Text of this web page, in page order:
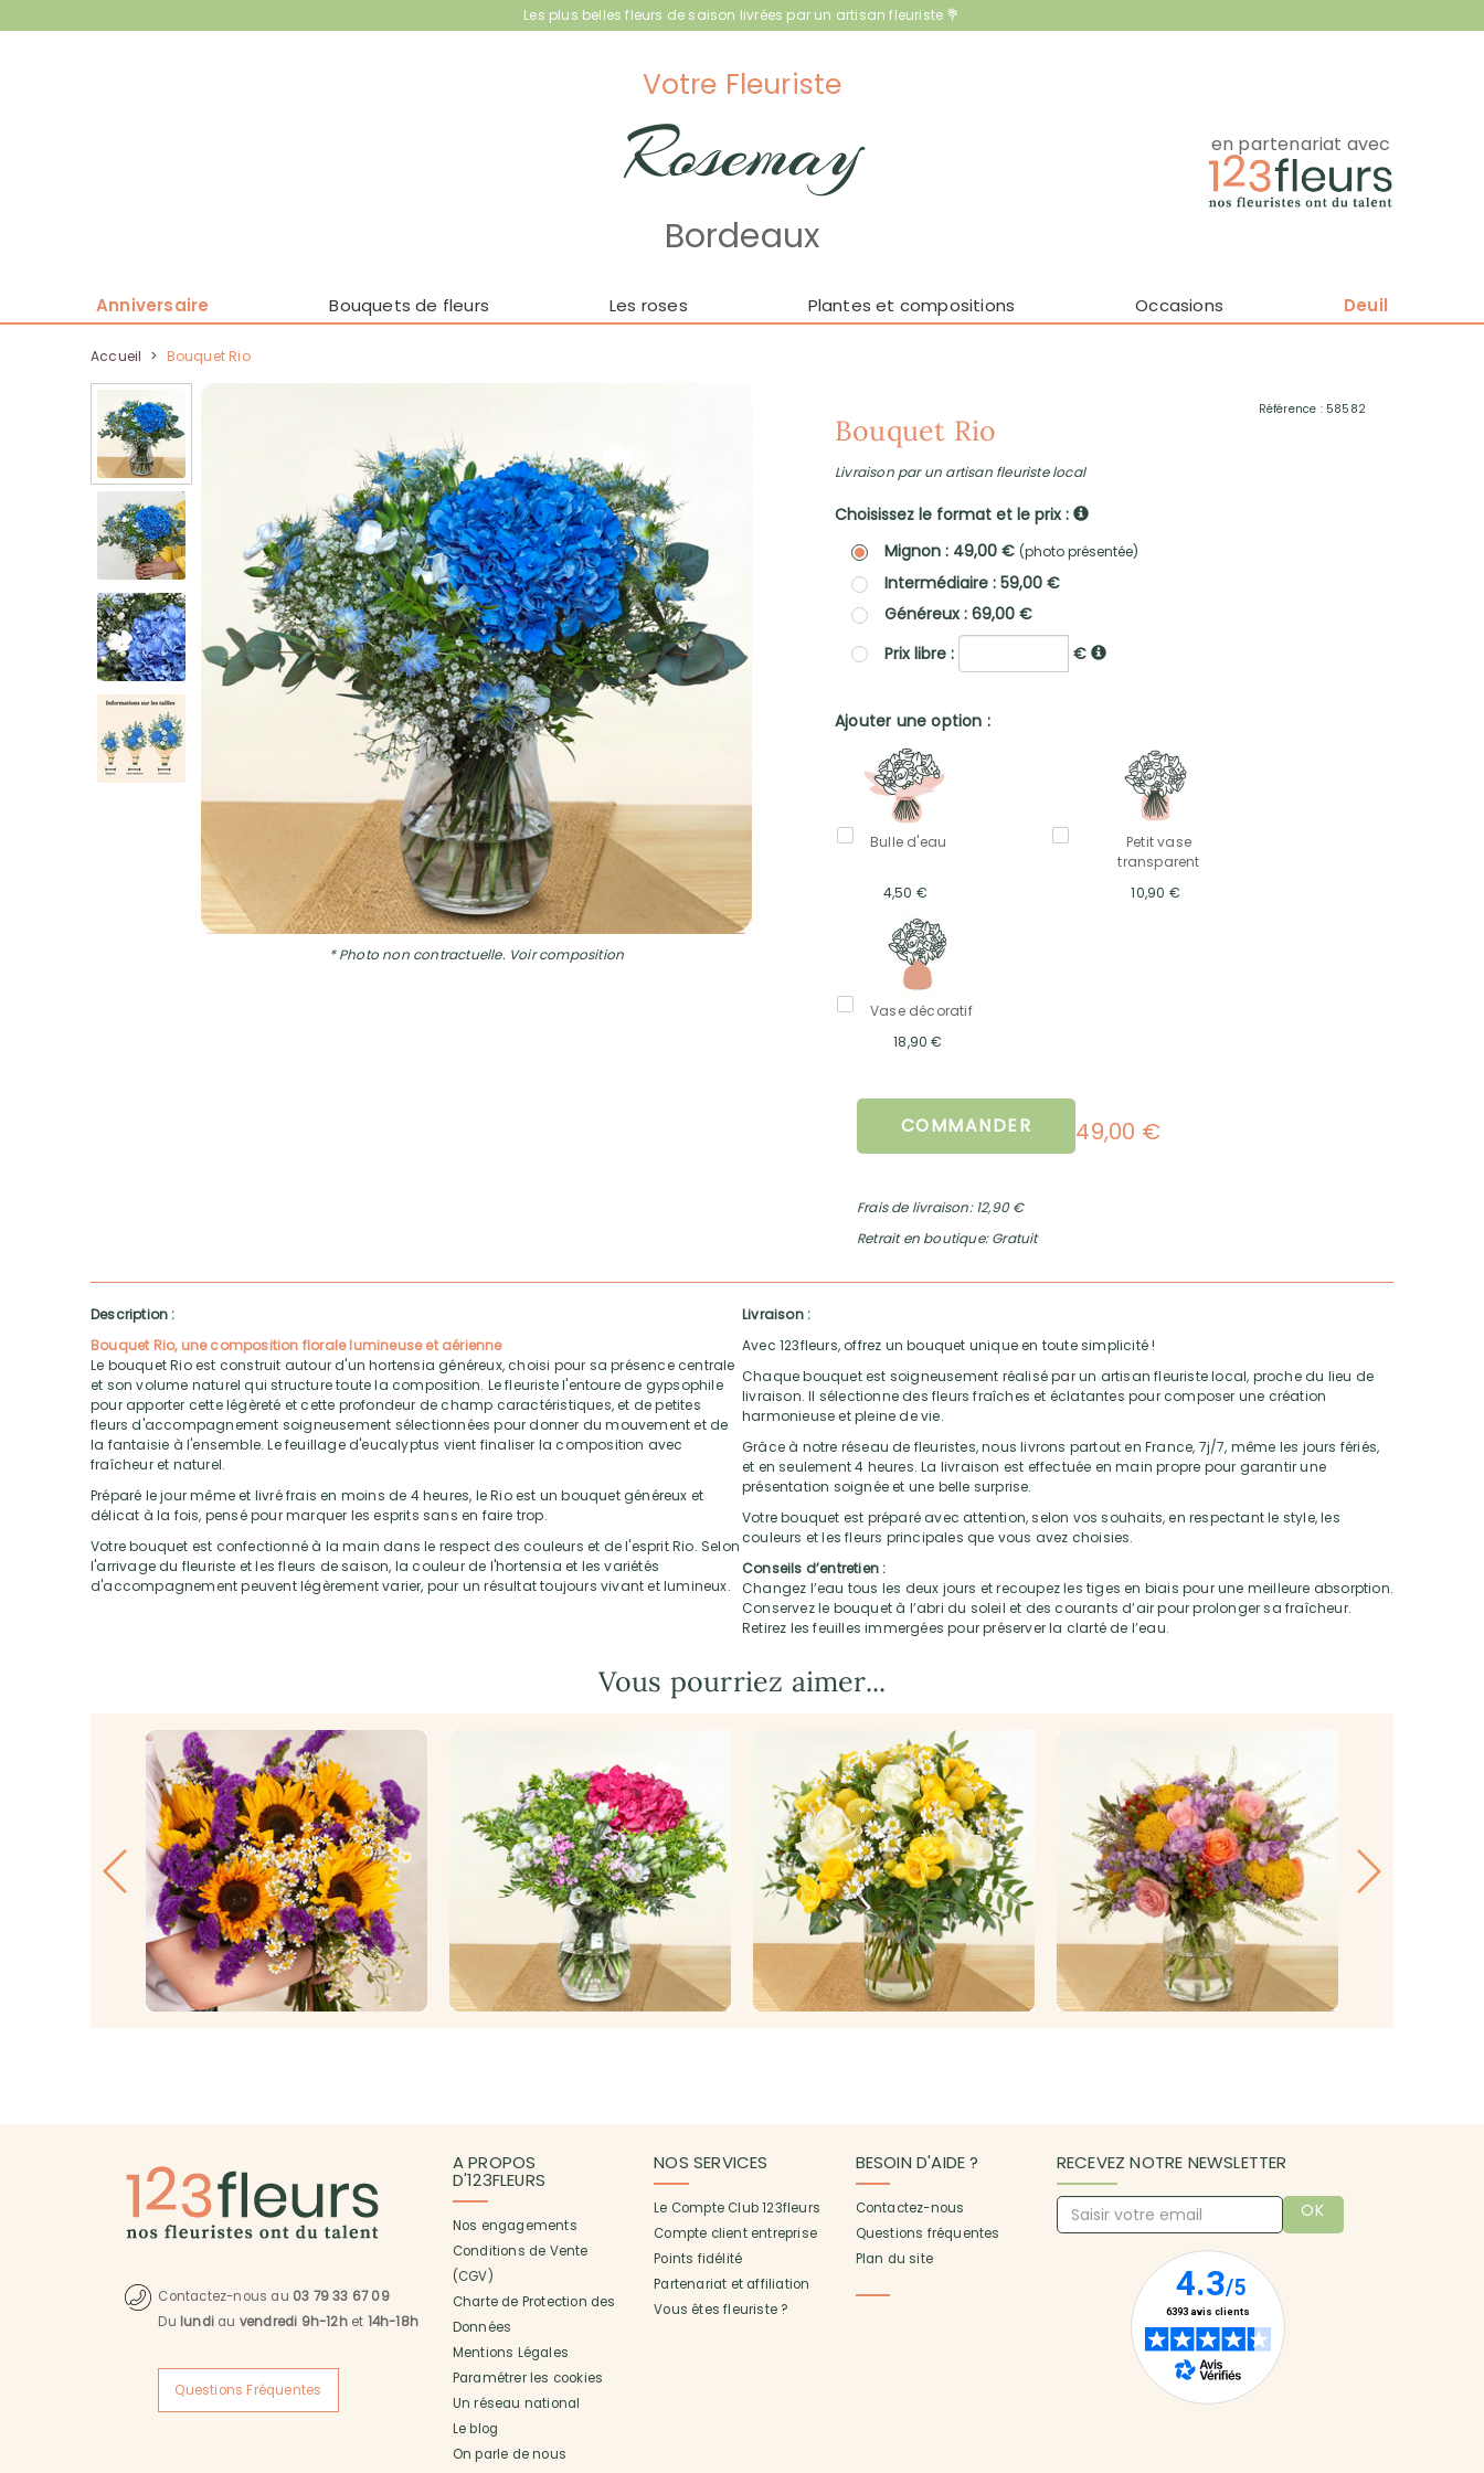
Les plus belles fleurs de saison livrées par un artisan fleuriste 💐
Votre Fleuriste
Rosemay
Bordeaux
en partenariat avec
Anniversaire Bouquets de fleurs Les roses Plantes et compositions Occasions Deuil
Accueil > Bouquet Rio
* Photo non contractuelle. Voir composition
Référence : 58582
Bouquet Rio
Livraison par un artisan fleuriste local
Choisissez le format et le prix :
Mignon : 49,00 € (photo présentée)
Intermédiaire : 59,00 €
Généreux : 69,00 €
Prix libre :
€
Ajouter une option :
Bulle d'eau
4,50 €
Petit vase
transparent
10,90 €
Vase décoratif
18,90 €
COMMANDER 49,00 €
Frais de livraison: 12,90 €
Retrait en boutique: Gratuit
Description :
Bouquet Rio, une composition florale lumineuse et aérienne
Le bouquet Rio est construit autour d'un hortensia généreux, choisi pour sa présence centrale
et son volume naturel qui structure toute la composition. Le fleuriste l'entoure de gypsophile
pour apporter cette légèreté et cette profondeur de champ caractéristiques, et de petites
fleurs d'accompagnement soigneusement sélectionnées pour donner du mouvement et de
la fantaisie à l'ensemble. Le feuillage d'eucalyptus vient finaliser la composition avec
fraîcheur et naturel.
Préparé le jour même et livré frais en moins de 4 heures, le Rio est un bouquet généreux et
délicat à la fois, pensé pour marquer les esprits sans en faire trop.
Votre bouquet est confectionné à la main dans le respect des couleurs et de l'esprit Rio. Selon
l'arrivage du fleuriste et les fleurs de saison, la couleur de l'hortensia et les variétés
d'accompagnement peuvent légèrement varier, pour un résultat toujours vivant et lumineux.
Livraison :
Avec 123fleurs, offrez un bouquet unique en toute simplicité !
Chaque bouquet est soigneusement réalisé par un artisan fleuriste local, proche du lieu de
livraison. Il sélectionne des fleurs fraîches et éclatantes pour composer une création
harmonieuse et pleine de vie.
Grâce à notre réseau de fleuristes, nous livrons partout en France, 7j/7, même les jours fériés,
et en seulement 4 heures. La livraison est effectuée en main propre pour garantir une
présentation soignée et une belle surprise.
Votre bouquet est préparé avec attention, selon vos souhaits, en respectant le style, les
couleurs et les fleurs principales que vous avez choisies.
Conseils d’entretien :
Changez l’eau tous les deux jours et recoupez les tiges en biais pour une meilleure absorption.
Conservez le bouquet à l’abri du soleil et des courants d’air pour prolonger sa fraîcheur.
Retirez les feuilles immergées pour préserver la clarté de l’eau.
Vous pourriez aimer...
Contactez-nous au 03 79 33 67 09
Du lundi au vendredi 9h-12het 14h-18h
Questions Fréquentes
A PROPOS
D'123FLEURS
Nos engagements
Conditions de Vente
(CGV)
Charte de Protection des
Données
Mentions Légales
Paramétrer les cookies
Un réseau national
Le blog
On parle de nous
NOS SERVICES
Le Compte Club 123fleurs
Compte client entreprise
Points fidélité
Partenariat et affiliation
Vous êtes fleuriste ?
BESOIN D'AIDE ?
Contactez-nous
Questions fréquentes
Plan du site
RECEVEZ NOTRE NEWSLETTER
OK